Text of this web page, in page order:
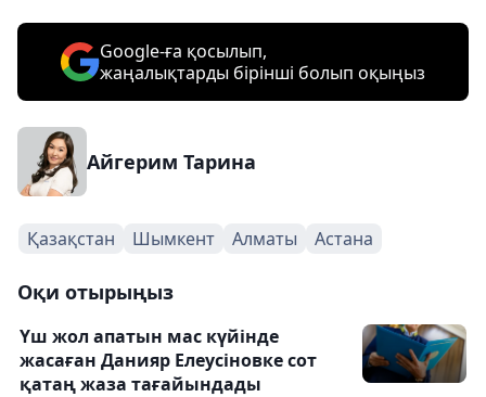
Google-ға қосылып,
жаңалықтарды бірінші болып оқыңыз
Айгерим Тарина
Қазақстан Шымкент Алматы Астана
Оқи отырыңыз
Үш жол апатын мас күйінде
жасаған Данияр Елеусіновке сот
қатаң жаза тағайындады